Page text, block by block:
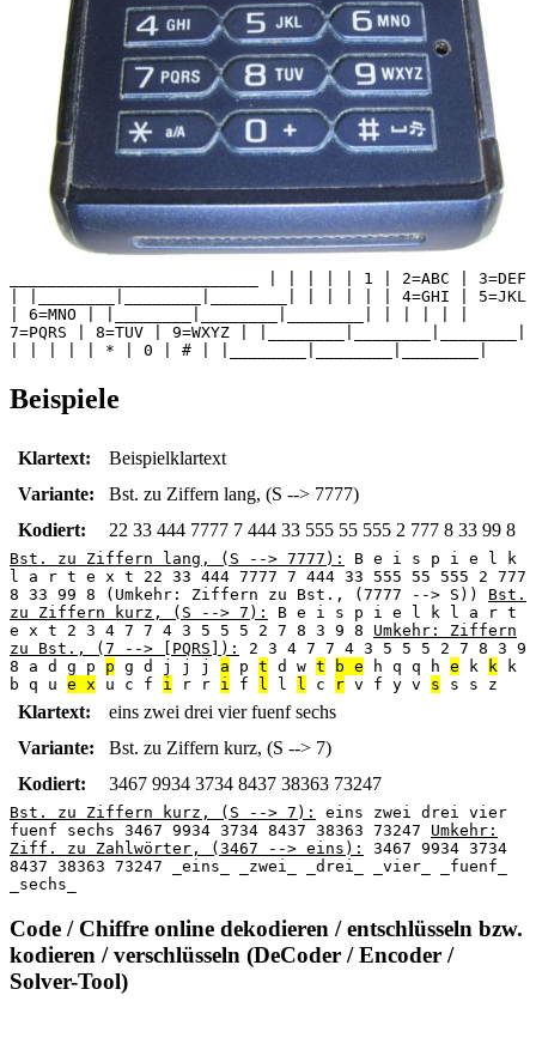
__________________________ | | | | | 1 | 2=ABC | 3=DEF
| |________|________|________| | | | | | 4=GHI | 5=JKL
| 6=MNO | |________|________|________| | | | | |
7=PQRS | 8=TUV | 9=WXYZ | |________|________|________|
| | | | | * | 0 | # | |________|________|________|
Beispiele
Klartext:
Beispielklartext
Variante:
Bst. zu Ziffern lang, (S --> 7777)
Kodiert:
22 33 444 7777 7 444 33 555 55 555 2 777 8 33 99 8
Bst. zu Ziffern lang, (S --> 7777):
B e i s p i e l k
l a r t e x t 22 33 444 7777 7 444 33 555 55 555 2 777
8 33 99 8 (Umkehr: Ziffern zu Bst., (7777 --> S)) Bst.
zu Ziffern kurz, (S --> 7):
B e i s p i e l k l a r t
e x t 2 3 4 7 7 4 3 5 5 5 2 7 8 3 9 8 Umkehr: Ziffern
zu Bst., (7 --> [PQRS]):
2 3 4 7 7 4 3 5 5 5 2 7 8 3 9
8 a d g p p g d j j j a p t d w t b e h q q h e k k k
b q u e x u c f i r r i f l l l c r v f y v s s s z
Klartext:
eins zwei drei vier fuenf sechs
Variante:
Bst. zu Ziffern kurz, (S --> 7)
Kodiert:
3467 9934 3734 8437 38363 73247
Bst. zu Ziffern kurz, (S --> 7):
eins zwei drei vier
fuenf sechs 3467 9934 3734 8437 38363 73247 Umkehr:
Ziff. zu Zahlwörter, (3467 --> eins):
3467 9934 3734
8437 38363 73247 _eins_ _zwei_ _drei_ _vier_ _fuenf_
_sechs_
Code / Chiffre online dekodieren / entschlüsseln bzw.
kodieren / verschlüsseln (DeCoder / Encoder /
Solver-Tool)